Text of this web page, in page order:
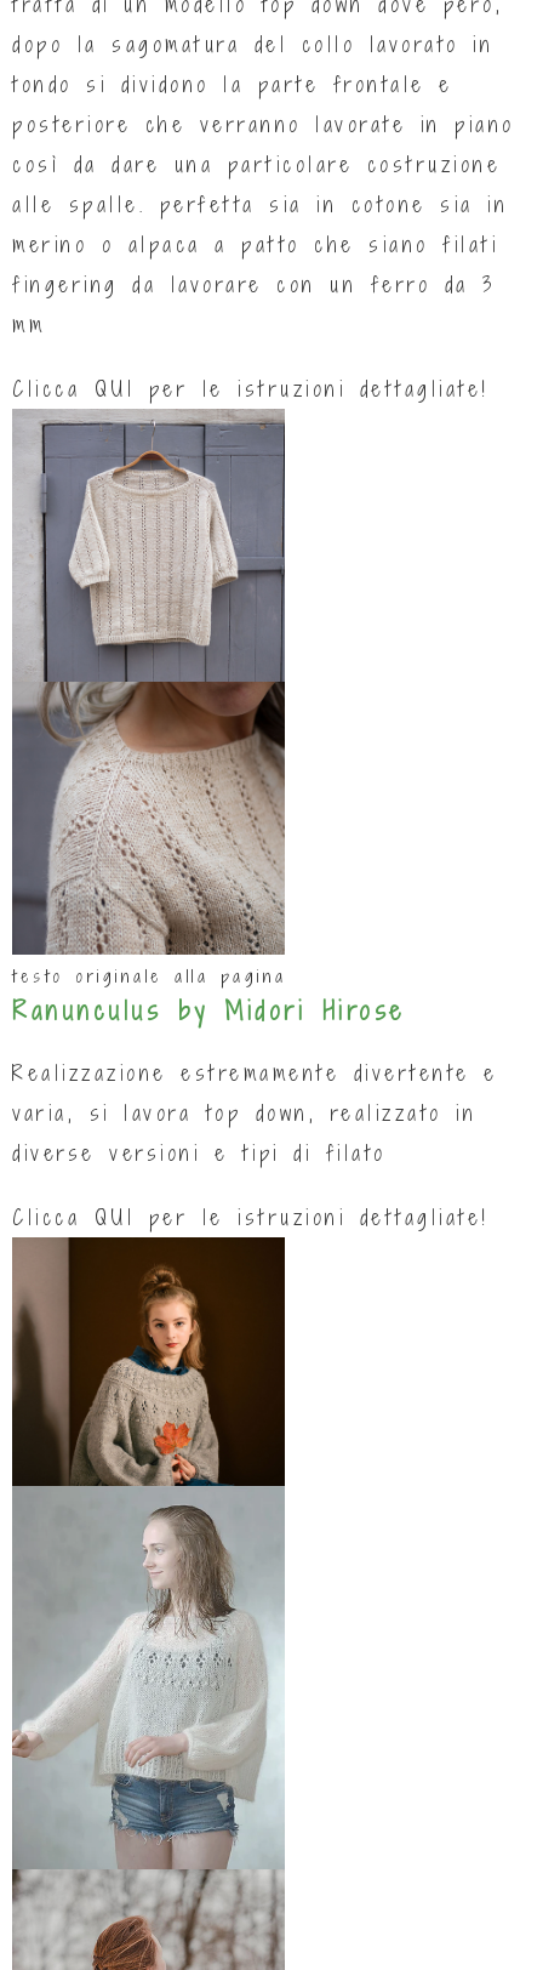
dopo la sagomatura del collo lavorato in
tondo si dividono la parte frontale e
posteriore che verranno lavorate in piano
così da dare una particolare costruzione
alle spalle. perfetta sia in cotone sia in
merino o alpaca a patto che siano filati
fingering da lavorare con un ferro da 3
mm
Clicca QUI per le istruzioni dettagliate!
testo originale alla pagina
Ranunculus by Midori Hirose
Realizzazione estremamente divertente e
varia, si lavora top down, realizzato in
diverse versioni e tipi di filato
Clicca QUI per le istruzioni dettagliate!